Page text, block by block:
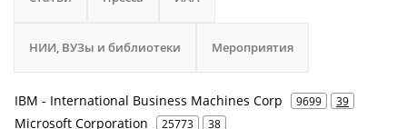
НИИ, ВУЗы и библиотеки Мероприятия
IBM - International Business Machines Corp 9699 39
Microsoft Corporation 25773 38